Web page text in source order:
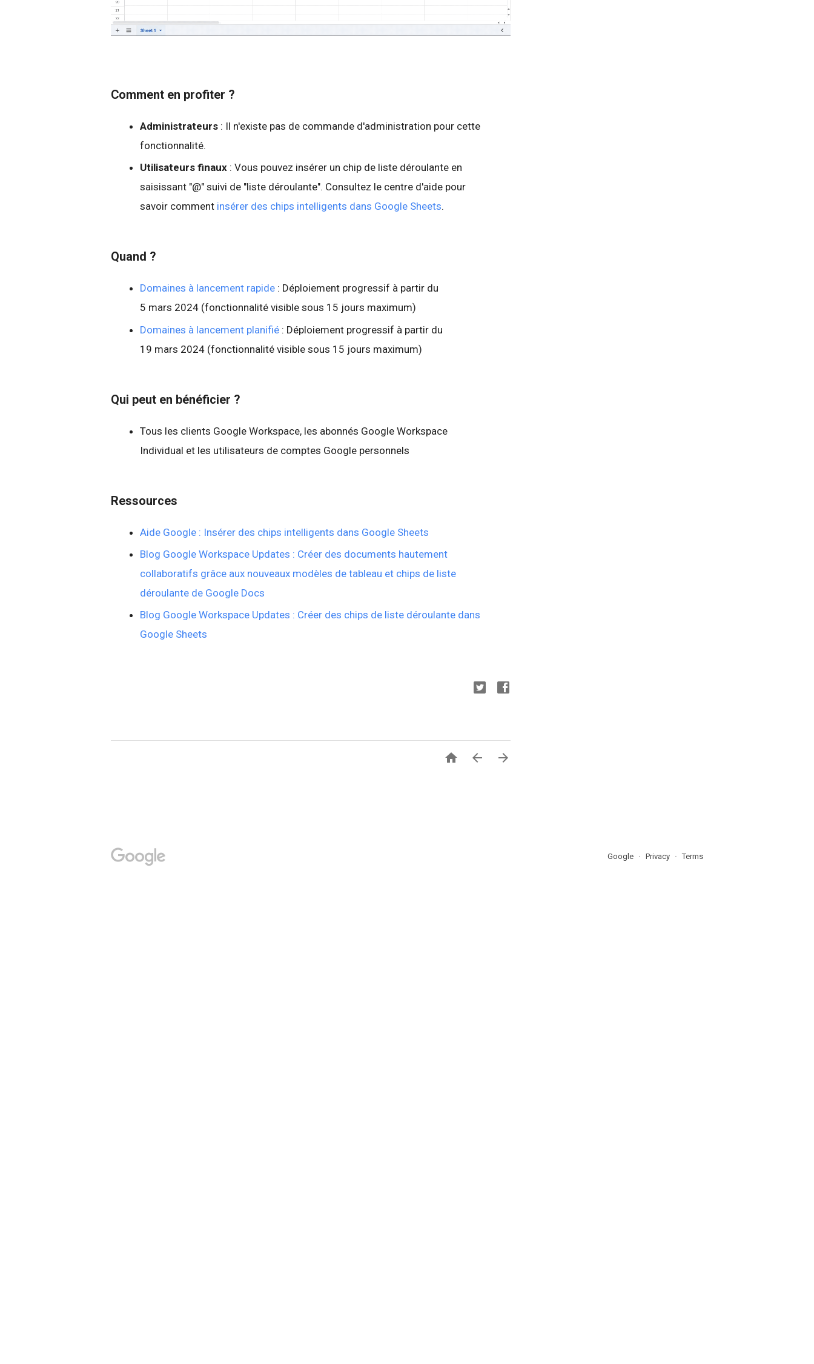
Comment en profiter ?
Administrateurs : Il n'existe pas de commande d'administration pour cette
fonctionnalité.
Utilisateurs finaux : Vous pouvez insérer un chip de liste déroulante en
saisissant "@" suivi de "liste déroulante". Consultez le centre d'aide pour
savoir comment insérer des chips intelligents dans Google Sheets.
Quand ?
Domaines à lancement rapide : Déploiement progressif à partir du
5 mars 2024 (fonctionnalité visible sous 15 jours maximum)
Domaines à lancement planifié : Déploiement progressif à partir du
19 mars 2024 (fonctionnalité visible sous 15 jours maximum)
Qui peut en bénéficier ?
Tous les clients Google Workspace, les abonnés Google Workspace
Individual et les utilisateurs de comptes Google personnels
Ressources
Aide Google : Insérer des chips intelligents dans Google Sheets
Blog Google Workspace Updates : Créer des documents hautement
collaboratifs grâce aux nouveaux modèles de tableau et chips de liste
déroulante de Google Docs
Blog Google Workspace Updates : Créer des chips de liste déroulante dans
Google Sheets
  
Google Privacy Terms